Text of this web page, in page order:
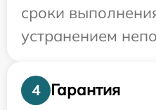
сроки
устранением
4
Гарантия